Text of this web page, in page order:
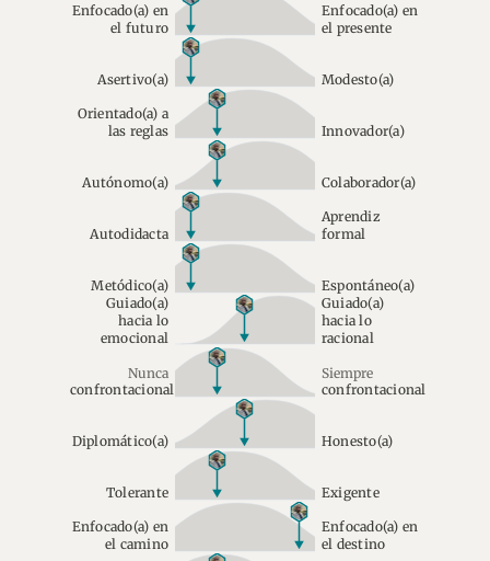
Enfocado(a) en
el futuro
Enfocado(a) en
el presente
Asertivo(a) Modesto(a)
Orientado(a) a
las reglas
Innovador(a)
Autónomo(a) Colaborador(a)
Autodidacta
Aprendiz
formal
Metódico(a)
Espontáneo(a)
Guiado(a)
hacia lo
emocional
Guiado(a)
hacia lo
racional
Nunca
confrontacional
Siempre
confrontacional
Diplomático(a) Honesto(a)
Tolerante Exigente
Enfocado(a) en
el camino
Enfocado(a) en
el destino